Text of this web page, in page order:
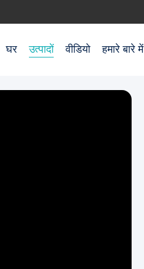
घर उत्पादों वीडियो हमारे बारे में